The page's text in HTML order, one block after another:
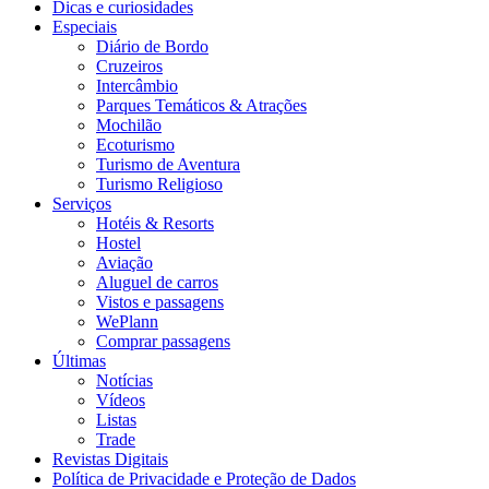
Dicas e curiosidades
Especiais
Diário de Bordo
Cruzeiros
Intercâmbio
Parques Temáticos & Atrações
Mochilão
Ecoturismo
Turismo de Aventura
Turismo Religioso
Serviços
Hotéis & Resorts
Hostel
Aviação
Aluguel de carros
Vistos e passagens
WePlann
Comprar passagens
Últimas
Notícias
Vídeos
Listas
Trade
Revistas Digitais
Política de Privacidade e Proteção de Dados